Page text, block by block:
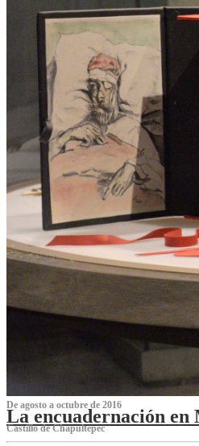
De agosto a octubre de 2016
La encuadernación en
Castillo de Chapultepec